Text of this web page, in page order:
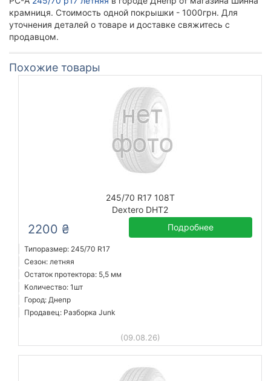
крамниця. Стоимость одной покрышки - 1000грн. Для
уточнения деталей о товаре и доставке свяжитесь с
продавцом.
Похожие товары
245/70 R17 108T
Dextero DHT2
2200 ₴ Подробнее
Типоразмер: 245/70 R17
Сезон: летняя
Остаток протектора: 5,5 мм
Количество: 1шт
Город: Днепр
Продавец: Разборка Junk
(09.08.26)